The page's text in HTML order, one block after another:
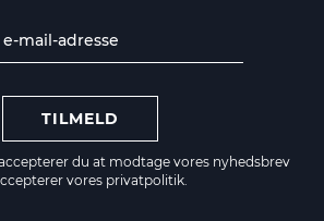
TILMELD
du at modtage vores nyhedsbrev
vores privatpolitik.